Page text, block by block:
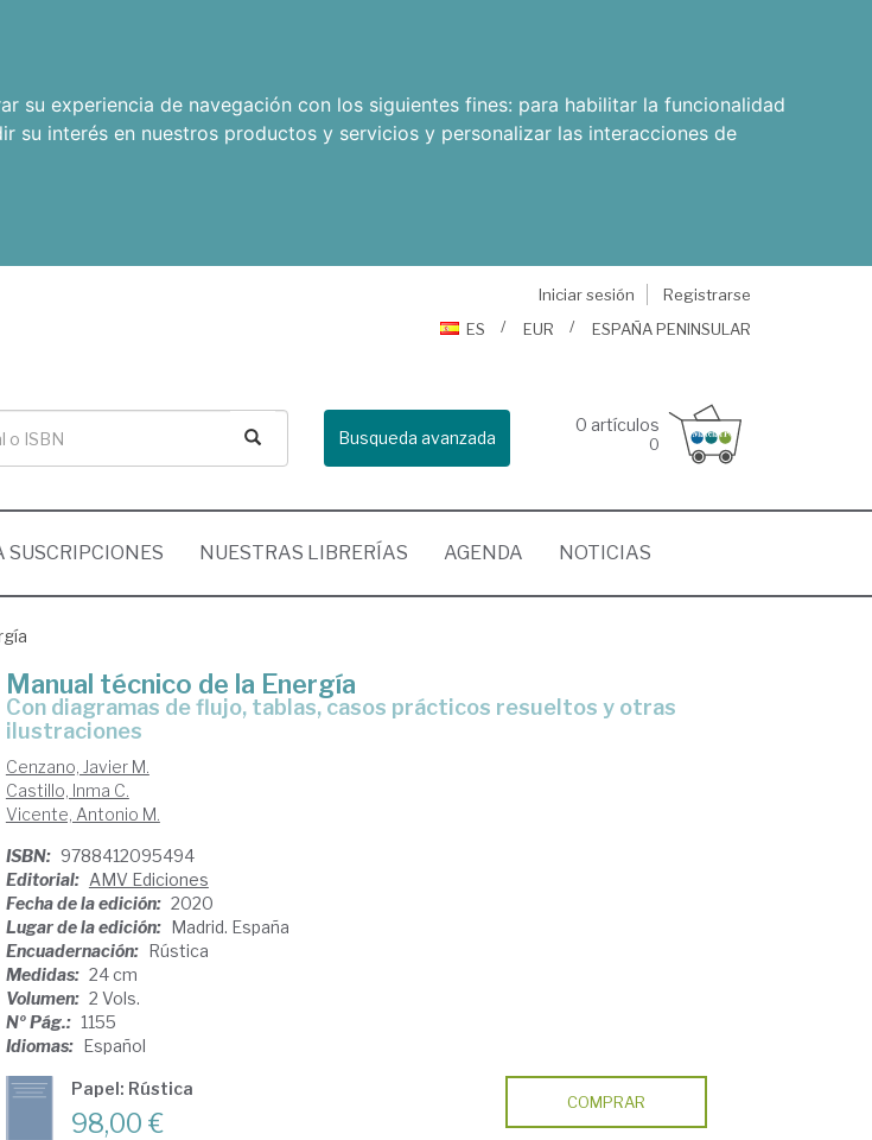
su experiencia de navegación con los siguientes fines: para habilitar la funcionalidad
su interés en nuestros productos y servicios y personalizar las interacciones de
Iniciar sesión
Registrarse
ES
EUR ESPAÑA PENINSULAR
Busqueda avanzada
0 artículos
0
SUSCRIPCIONES NUESTRAS LIBRERÍAS AGENDA NOTICIAS
Manual técnico de la Energía
con diagramas de flujo, tablas, casos prácticos resueltos y otras
ilustraciones
Cenzano, Javier M.
Castillo, Inma C.
Vicente, Antonio M.
ISBN: 9788412095494
Editorial: AMV Ediciones
Fecha de la edición: 2020
Lugar de la edición: Madrid. España
Encuadernación: Rústica
Medidas: 24 cm
Volumen: 2 Vols.
Nº Pág.: 1155
Idiomas: Español
Papel: Rústica
98,00 €
COMPRAR